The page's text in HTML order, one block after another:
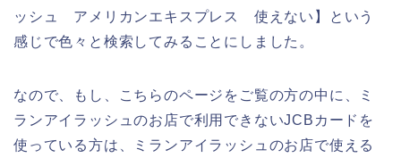
ッシュ アメリカンエキスプレス 使えない】という
感じで色々と検索してみることにしました。
なので、もし、こちらのページをご覧の方の中に、ミ
ランアイラッシュのお店で利用できないJCBカードを
使っている方は、ミランアイラッシュのお店で使える